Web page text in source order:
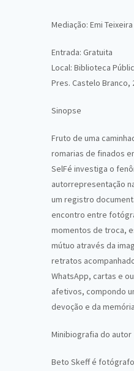
Mediação: Emi Teixeira
Entrada: Gratuita
Local: Biblioteca
Pres. Castelo Branco,
Sinopse
Fruto de uma
romarias de finados
SelFé investiga o
autorrepresentação
um registro
encontro entre
momentos de troca,
mútuo através da
retratos
WhatsApp, cartas e
afetivos, compondo
devoção e da
Minibiografia do autor
Beto Skeff é